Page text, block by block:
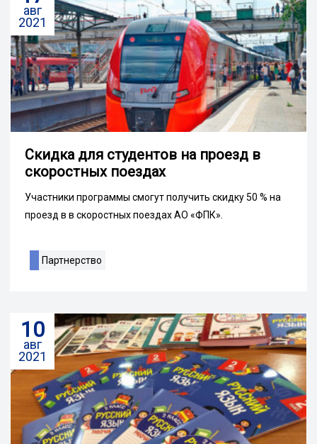
авг
2021
Скидка для студентов на проезд в
скоростных поездах
Участники программы смогут получить скидку 50 % на
проезд в в скоростных поездах АО «ФПК».
Партнерство
10
авг
2021